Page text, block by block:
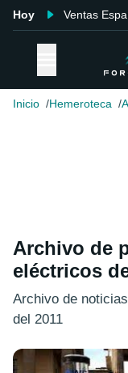
Hoy Ventas
Inicio Hemeroteca
Archivo de
eléctricos
Archivo de
del 2011